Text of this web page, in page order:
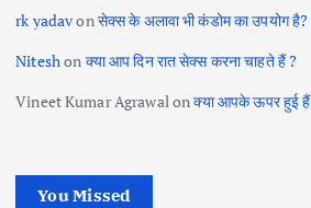
t
i
rk yadavonसेक्स के अलावा भी कंडोम का उपयोग है?
Niteshon क्या आप दिन रात सेक्स करना चाहते हैं ?
Vineet Kumar Agrawalonक्या आपके ऊपर हुई हैं
You Missed